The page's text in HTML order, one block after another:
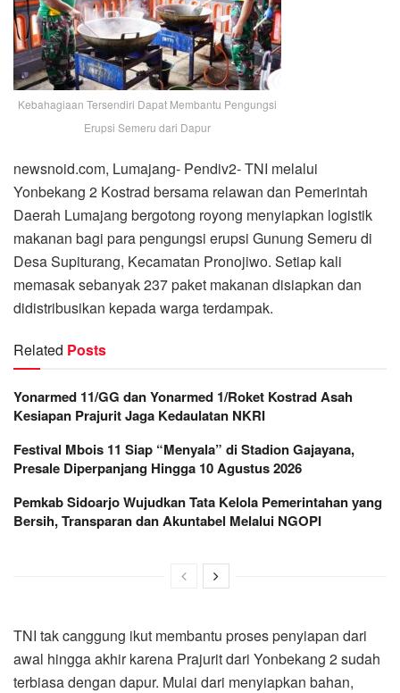
Kebahagiaan Tersendiri Dapat Membantu Pengungsi
Erupsi Semeru dari Dapur
newsnoid.com, Lumajang- Pendiv2- TNI melalui
Yonbekang 2 Kostrad bersama relawan dan Pemerintah
Daerah Lumajang bergotong royong menyiapkan logistik
makanan bagi para pengungsi erupsi Gunung Semeru di
Desa Supiturang, Kecamatan Pronojiwo. Setiap kali
memasak sebanyak 237 paket makanan disiapkan dan
didistribusikan kepada warga terdampak.
Related Posts
Yonarmed 11/GG dan Yonarmed 1/Roket Kostrad Asah
Kesiapan Prajurit Jaga Kedaulatan NKRI
Festival Mbois 11 Siap “Menyala” di Stadion Gajayana,
Presale Diperpanjang Hingga 10 Agustus 2026
Pemkab Sidoarjo Wujudkan Tata Kelola Pemerintahan yang
Bersih, Transparan dan Akuntabel Melalui NGOPI
TNI tak canggung ikut membantu proses penyiapan dari
awal hingga akhir karena Prajurit dari Yonbekang 2 sudah
terbiasa dengan dapur. Mulai dari menyiapkan bahan,